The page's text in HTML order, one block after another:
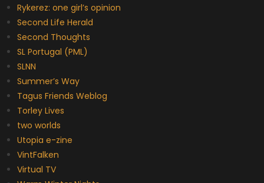
Rykerez: one girl’s opinion
Second Life Herald
Second Thoughts
SL Portugal (PML)
SLNN
Summer’s Way
Tagus Friends Weblog
Torley Lives
two worlds
Utopia e-zine
VintFalken
Virtual TV